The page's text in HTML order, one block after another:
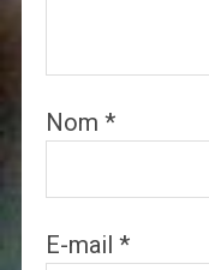
Nom *
E-mail *